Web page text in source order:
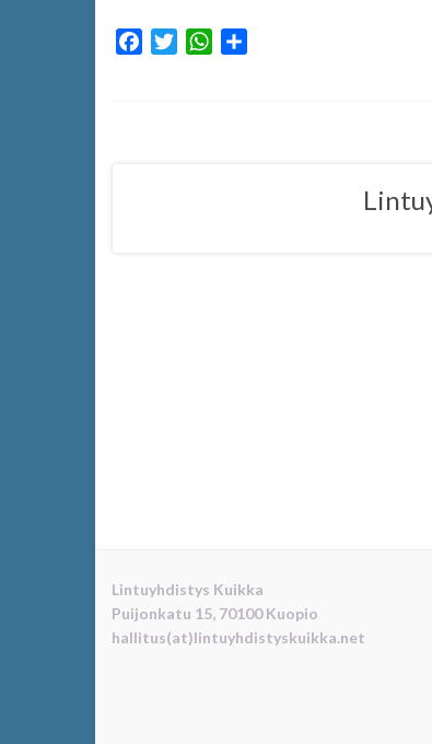
W
Lintuyhdistys Kuikka
Puijonkatu 15, 70100 Kuopio
hallitus(at)lintuyhdistyskuikka.net